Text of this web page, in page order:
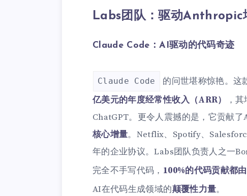
Labs团队：驱动Anthropic
Claude Code：AI驱动的代码奇迹
Claude Code 的问世堪称惊艳。这
亿美元的年度经常性收入（ARR）
，
ChatGPT。更令人震撼的是，它贡献
核心增量。Netflix、Spotify、
年的企业协议。Labs团队负责人之一
完全不手写代码， 100%的代码贡献都由
AI在代码生成领域的颠覆性力量。